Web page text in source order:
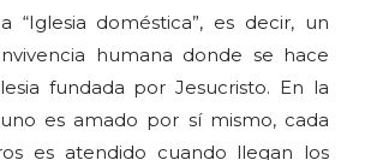
“Iglesia doméstica”, es decir, un
humana donde se hace
fundada por Jesucristo. En la
es amado por sí mismo, cada
es atendido cuando llegan los